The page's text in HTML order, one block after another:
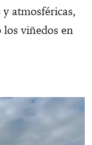
atmosféricas,
viñedos en